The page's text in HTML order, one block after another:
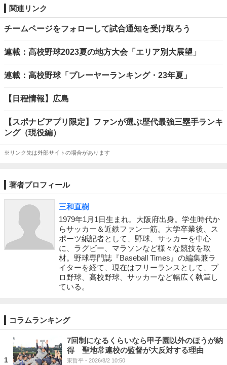
関連リンク
チームページをフォローして試合通知を受け取ろう
連載：高校野球2023夏の地方大会「エリア別大展望」
連載：高校野球「プレーヤーランキング・23年夏」
【日程情報】広島
【スポナビアプリ限定】ファンが選ぶ歴代最強三塁手ランキ
ング（現役編）
※リンク先は外部サイトの場合があります
著者プロフィール
三和直樹
1979年1月1日生まれ。大阪府出身。学生時代か
らサッカー＆近鉄ファン一筋。大学卒業後、ス
ポーツ紙記者として、野球、サッカーを中心
に、ラグビー、マラソンなど様々な競技を取
材。野球専門誌『Baseball Times』の編集兼ラ
イターを経て、現在はフリーランスとして、プ
ロ野球、高校野球、サッカーなど幅広く執筆し
ている。
コラムランキング
1
7回制になるくらいなら甲子園以外のほうが納
得 聖地常連校の監督が大反対する理由
東哲平 - 2026/8/2 10:50